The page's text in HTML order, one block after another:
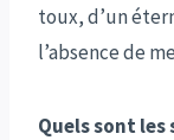
toux, d’un
l’absence de
Quels sont les